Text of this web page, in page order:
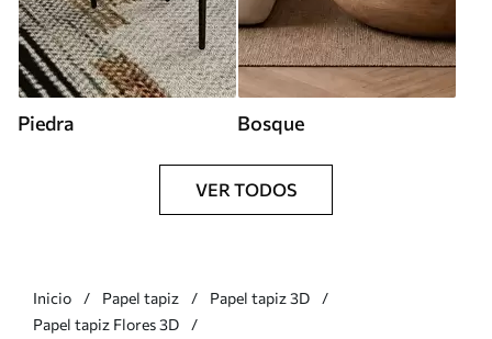
Piedra Bosque
VER TODOS
Inicio Papel tapiz
Papel tapiz 3D
Papel tapiz Flores 3D